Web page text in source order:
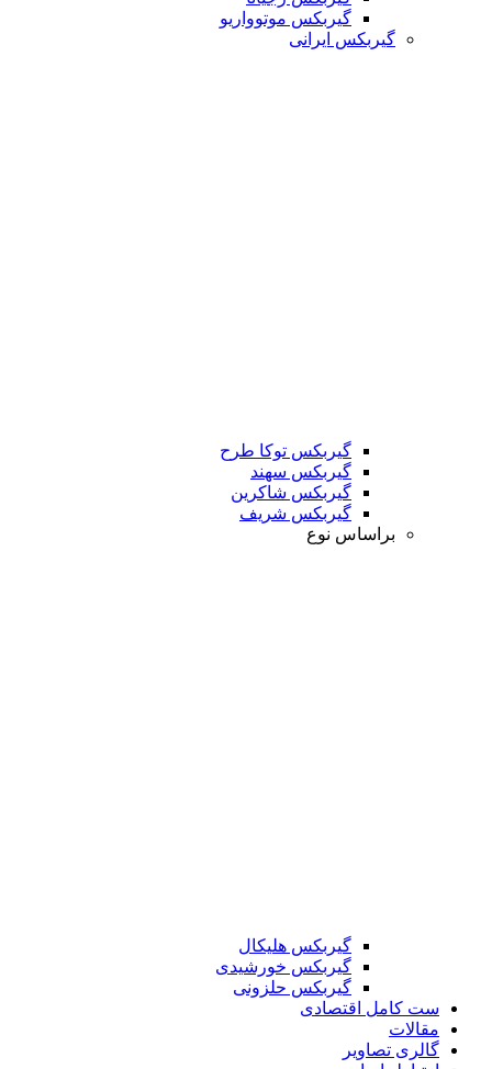
گیربکس موتوواریو
گیربکس ایرانی
گیربکس توکا طرح
گیربکس سهند
گیربکس شاکرین
گیربکس شریف
براساس نوع
گیربکس هلیکال
گیربکس خورشیدی
گیربکس حلزونی
ست کامل اقتصادی
مقالات
گالری تصاویر